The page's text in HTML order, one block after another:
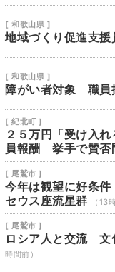
[ 和歌山県 ]
地域づくり促進支援
[ 和歌山県 ]
障がい者対象 職員
[ 紀北町 ]
２５万円「受け入
員報酬 挙手で賛否
[ 尾鷲市 ]
今年は観望に好条
セウス座流星群
（13
[ 尾鷲市 ]
ロシア人と交流 文
時間前）